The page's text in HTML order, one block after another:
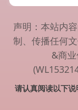
声明：本站内
制、传播任何
&商
请认真阅读以下